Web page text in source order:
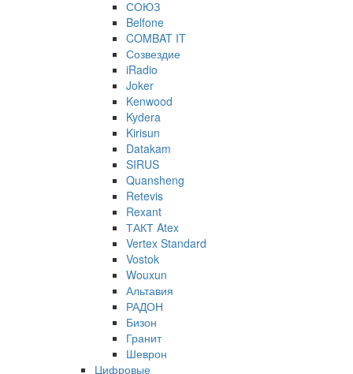
СОЮЗ
Belfone
COMBAT IT
Созвездие
iRadio
Joker
Kenwood
Kydera
Kirisun
Datakam
SIRUS
Quansheng
Retevis
Rexant
ТАКТ Atex
Vertex Standard
Vostok
Wouxun
Альтавия
РАДОН
Бизон
Гранит
Шеврон
Цифровые